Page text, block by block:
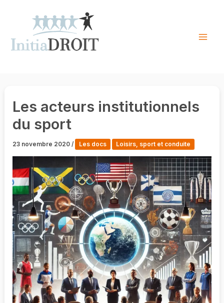
Les acteurs institutionnels
du sport
23 novembre 2020/ Les docs Loisirs, sport et conduite